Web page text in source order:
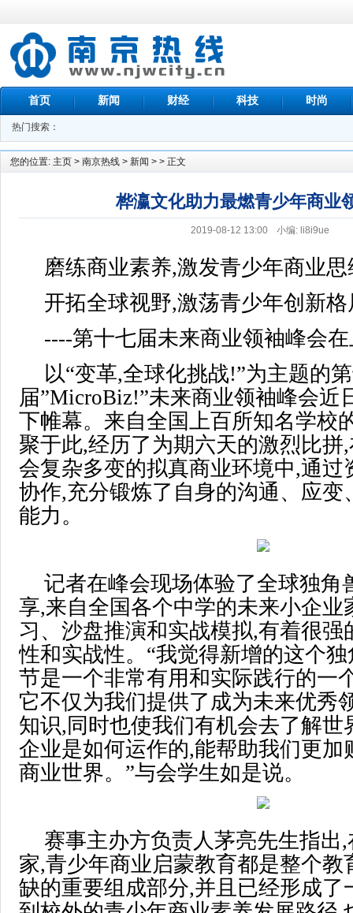
首页 新闻 财经 科技 时尚
热门搜索：
您的位置: 主页 > 南京热线 > 新闻 > > 正文
桦瀛文化助力最燃青少年商业
2019-08-12 13:00 小编: li8i9ue
磨练商业素养,激发青少年商业思
开拓全球视野,激荡青少年创新格
----第十七届未来商业领袖峰会
以“变革,全球化挑战!”为主题的
届”MicroBiz!”未来商业领袖峰会近
下帷幕。来自全国上百所知名学校
聚于此,经历了为期六天的激烈比拼
会复杂多变的拟真商业环境中,通过
协作,充分锻炼了自身的沟通、应变
能力。
记者在峰会现场体验了全球独角
享,来自全国各个中学的未来小企业
习、沙盘推演和实战模拟,有着很强
性和实战性。“我觉得新增的这个
节是一个非常有用和实际践行的一
它不仅为我们提供了成为未来优秀
知识,同时也使我们有机会去了解世
企业是如何运作的,能帮助我们更加
商业世界。”与会学生如是说。
赛事主办方负责人茅亮先生指出
家,青少年商业启蒙教育都是整个教
缺的重要组成部分,并且已经形成了